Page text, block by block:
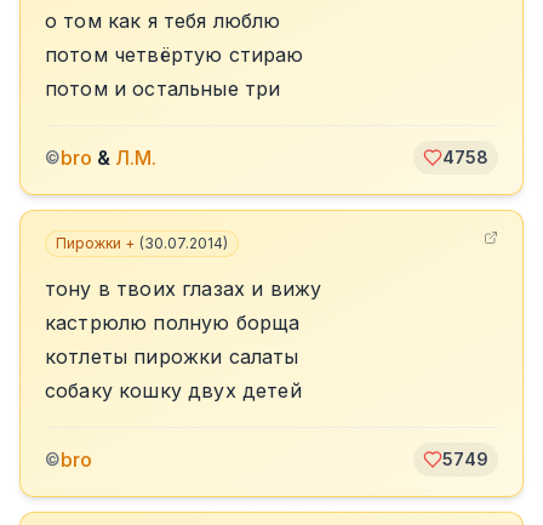
о том как я тебя люблю
потом четвёртую стираю
потом и остальные три
©bro & Л.М. 4758
Пирожки + (30.07.2014)
тону в твоих глазах и вижу
кастрюлю полную борща
котлеты пирожки салаты
собаку кошку двух детей
©bro 5749